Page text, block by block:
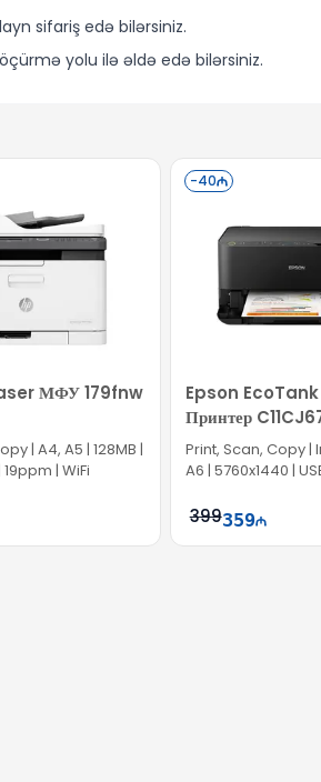
sifariş edə bilərsiniz.
yolu ilə əldə edə bilərsiniz.
МФУ 179fnw
| A4, A5 | 128MB |
| WiFi
-40
Epson EcoTank
Принтер
Print, Scan, Copy |
A6 | 5760x1440 |
399359